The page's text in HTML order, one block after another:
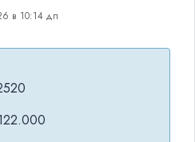
в 10:14 дп